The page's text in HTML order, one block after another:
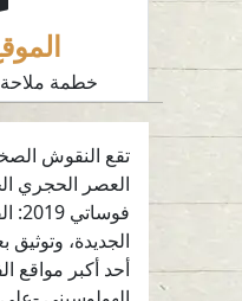
خطمة ملاحة
العصر الحجري
الجديدة،
أحد أكبر مواقع